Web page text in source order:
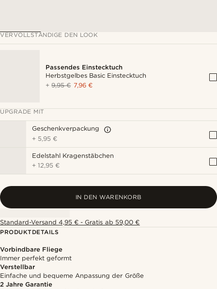
VERVOLLSTÄNDIGE DEN LOOK
Passendes Einstecktuch
Herbstgelbes Basic Einstecktuch
+9,95 € 7,96 €
UPGRADE MIT
Geschenkverpackung
+ 5,95 €
Edelstahl Kragenstäbchen
+12,95 €
IN DEN WARENKORB
Standard-Versand 4,95 € - Gratis ab 59,00 €
PRODUKTDETAILS
Vorbindbare Fliege
Immer perfekt geformt
Verstellbar
Einfache und bequeme Anpassung der Größe
2 Jahre Garantie